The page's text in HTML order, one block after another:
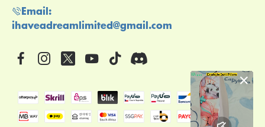
Email:
ihaveadreamlimited@gmail.com